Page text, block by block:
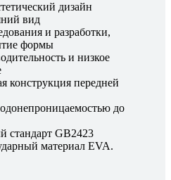
дизайн
вид
и разработки,
формы
и низкое
конструкция передней
до
стандарт GB2423
материал EVA.